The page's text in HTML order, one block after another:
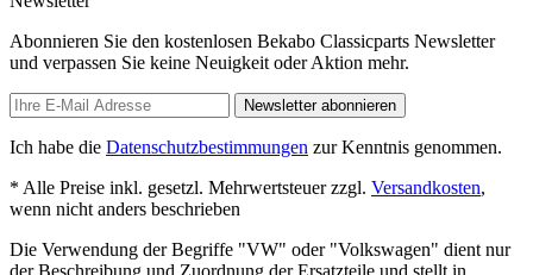
Abonnieren Sie den kostenlosen Bekabo Classicparts Newsletter
und verpassen Sie keine Neuigkeit oder Aktion mehr.
Newsletter abonnieren
Ich habe die Datenschutzbestimmungen zur Kenntnis genommen.
* Alle Preise inkl. gesetzl. Mehrwertsteuer zzgl. Versandkosten,
wenn nicht anders beschrieben
Die Verwendung der Begriffe "VW" oder "Volkswagen" dient nur
der Beschreibung und Zuordnung der Ersatzteile und stellt in